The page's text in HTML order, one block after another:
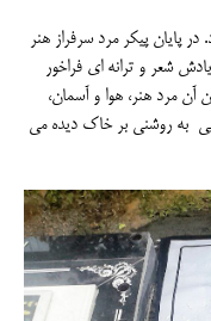
پایان پیکر مرد سرفراز هنر
شعر و ترانه ای فراخور
آن مرد هنر، هوا و آسمان،
به روشنی بر خاک دیده می